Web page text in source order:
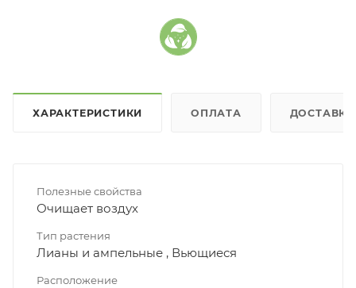
ХАРАКТЕРИСТИКИ ОПЛАТА ДОСТАВКА
Полезные свойства
Очищает воздух
Тип растения
Лианы и ампельные , Вьющиеся
Расположение